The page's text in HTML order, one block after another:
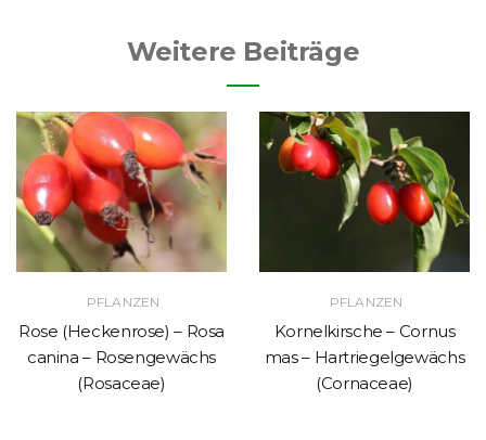
Weitere Beiträge
PFLANZEN
Rose (Heckenrose) – Rosa
canina – Rosengewächs
(Rosaceae)
PFLANZEN
Kornelkirsche – Cornus
mas – Hartriegelgewächs
(Cornaceae)